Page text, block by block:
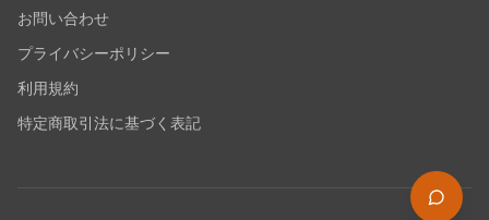
お問い合わせ
プライバシーポリシー
利用規約
特定商取引法に基づく表記